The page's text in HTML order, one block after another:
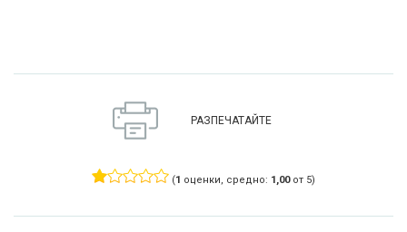
РАЗПЕЧАТАЙТЕ
(1 оценки, средно: 1,00от 5)